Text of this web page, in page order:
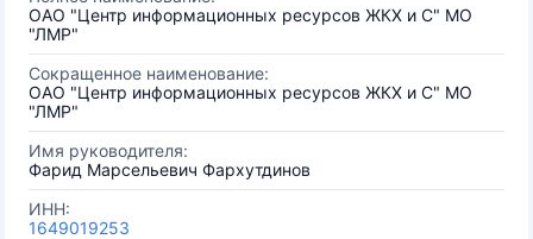
ОАО "Центр информационных ресурсов ЖКХ и С" МО
"ЛМР"
Сокращенное наименование:
ОАО "Центр информационных ресурсов ЖКХ и С" МО
"ЛМР"
Имя руководителя:
Фарид Марсельевич Фархутдинов
ИНН:
1649019253